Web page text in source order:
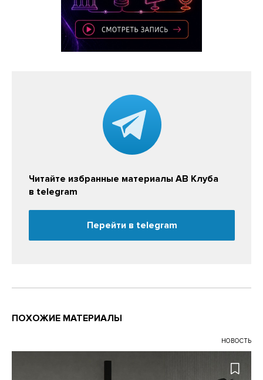
Читайте избранные материалы АВ Клуба
в telegram
Перейти в telegram
ПОХОЖИЕ МАТЕРИАЛЫ
НОВОСТЬ